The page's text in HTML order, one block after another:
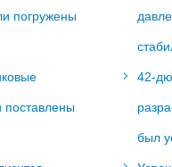
погружены
поставлены
42-
был